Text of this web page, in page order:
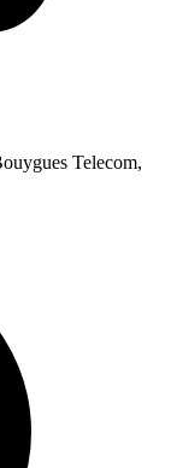
Telecom,